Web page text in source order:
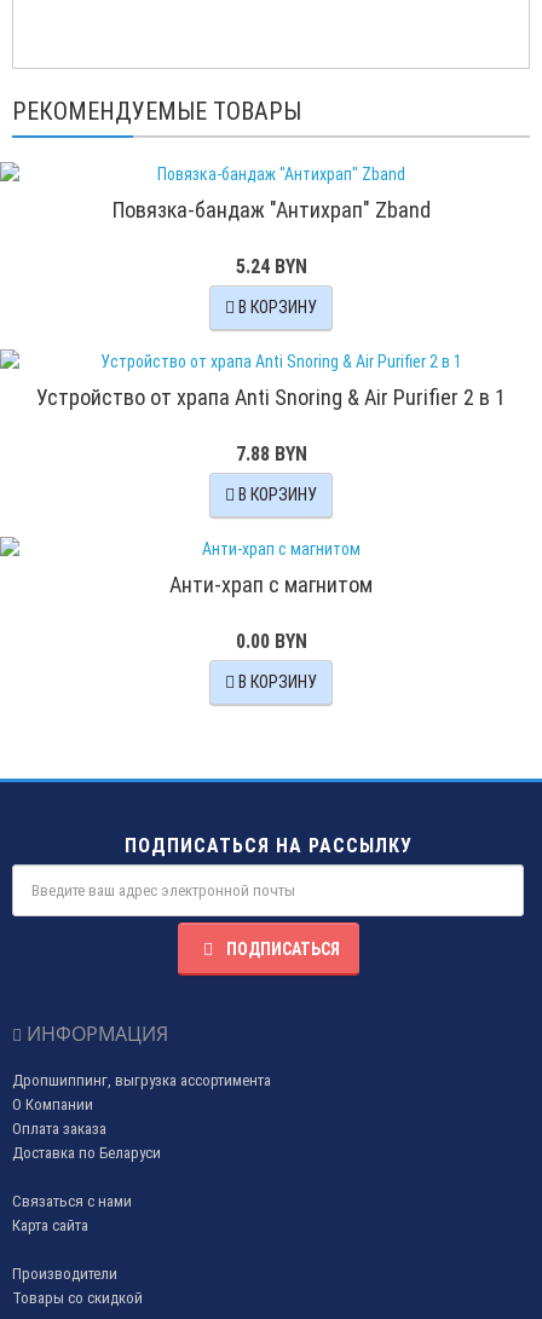
РЕКОМЕНДУЕМЫЕ ТОВАРЫ
Повязка-бандаж "Антихрап" Zband
5.24 BYN
В КОРЗИНУ
Устройство от храпа Anti Snoring & Air Purifier 2 в 1
7.88 BYN
В КОРЗИНУ
Анти-храп с магнитом
0.00 BYN
В КОРЗИНУ
ПОДПИСАТЬСЯ НА РАССЫЛКУ
ПОДПИСАТЬСЯ
ИНФОРМАЦИЯ
Дропшиппинг, выгрузка ассортимента
О Компании
Оплата заказа
Доставка по Беларуси
Связаться с нами
Карта сайта
Производители
Товары со скидкой